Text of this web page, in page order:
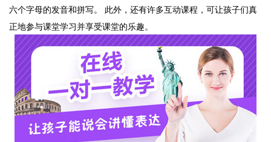
六个字母的发音和拼写。 此外，还有许多互动课程，可让孩子们真
正地参与课堂学习并享受课堂的乐趣。